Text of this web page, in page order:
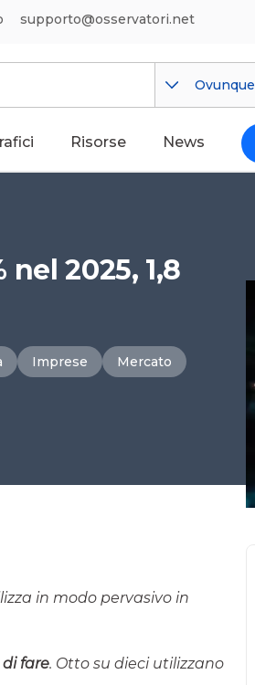
supporto@osservatori.net
Ovunque
Risorse News
2025, 1,8
Imprese Mercato
in modo pervasivo in
di fare. Otto su dieci utilizzano